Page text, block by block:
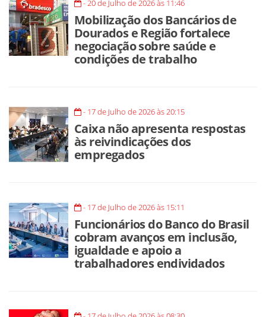
- 20 de Julho de 2026 às 11:46
Mobilização dos Bancários de
Dourados e Região fortalece
negociação sobre saúde e
condições de trabalho
- 17 de Julho de 2026 às 20:15
Caixa não apresenta respostas
às reivindicações dos
empregados
- 17 de Julho de 2026 às 15:11
Funcionários do Banco do Brasil
cobram avanços em inclusão,
igualdade e apoio a
trabalhadores endividados